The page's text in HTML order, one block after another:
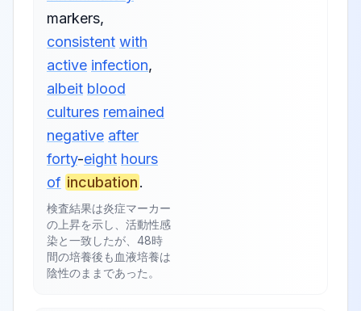
markers,
consistent with
active infection,
albeit blood
cultures remained
negative after
forty-eight hours
of incubation.
検査結果は炎症マーカー
の上昇を示し、活動性感
染と一致したが、48時
間の培養後も血液培養は
陰性のままであった。